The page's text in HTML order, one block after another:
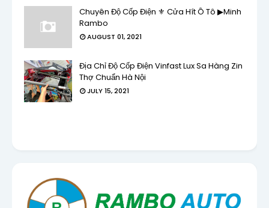
Chuyên Độ Cốp Điện ⚜ Cửa Hít Ô Tô ▶Minh
Rambo
AUGUST 01, 2021
Địa Chỉ Độ Cốp Điện Vinfast Lux Sa Hàng Zin
Thợ Chuẩn Hà Nội
JULY 15, 2021